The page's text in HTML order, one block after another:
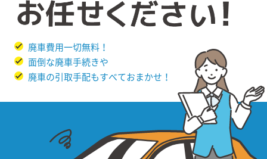
廃車費用一切無料！
面倒な廃車手続きや
廃車の引取手配もすべておまかせ！